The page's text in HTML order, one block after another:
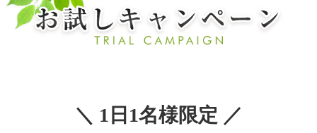
＼ 1日1名様限定 ／